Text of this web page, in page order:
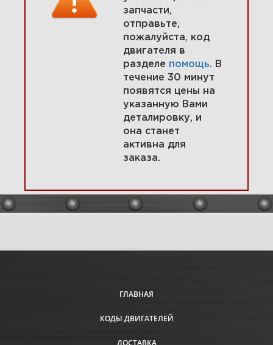
кольца, шатун 31S777-0003-B1
запчасти,
отправьте,
пожалуйста, код
двигателя в
разделе помощь. В
течение 30 минут
появятся цены на
указанную Вами
деталировку, и
она станет
активна для
заказа.
ГЛАВНАЯ
КОДЫ ДВИГАТЕЛЕЙ
ДОСТАВКА